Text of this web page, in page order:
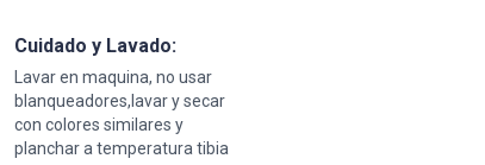
Cuidado y Lavado:
Lavar en maquina, no usar
blanqueadores,lavar y secar
con colores similares y
planchar a temperatura tibia